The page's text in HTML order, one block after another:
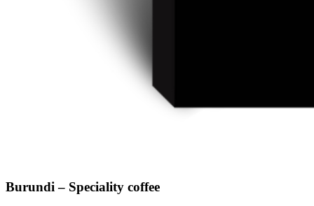
Burundi – Speciality coffee